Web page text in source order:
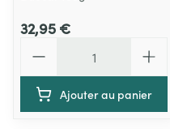
32,95 €
Ajouter au panier